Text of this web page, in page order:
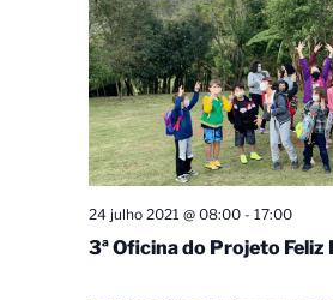
24 julho 2021 @ 08:00- 17:00
3ª Oficina do Projeto Feliz